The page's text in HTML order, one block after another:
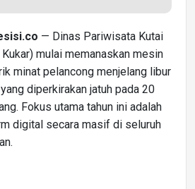
— Dinas Pariwisata Kutai
mulai memanaskan mesin
minat pelancong menjelang libur
diperkirakan jatuh pada 20
Fokus utama tahun ini adalah
digital secara masif di seluruh